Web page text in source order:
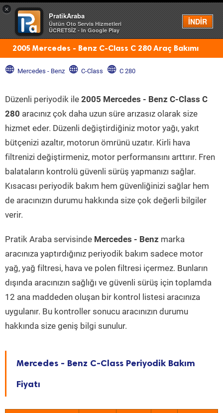
×
PratikAraba
Üstün Oto Servis Hizmetleri
ÜCRETSİZ - In Google Play
İNDİR
Menü
2005 Mercedes - Benz C-Class C 280 Araç Bakımı
Mercedes - Benz C-Class C 280
Düzenli periyodik ile 2005 Mercedes - Benz C-Class C
280 aracınız çok daha uzun süre arızasız olarak size
hizmet eder. Düzenli değiştirdiğiniz motor yağı, yakıt
bütçenizi azaltır, motorun ömrünü uzatır. Kirli hava
filtrenizi değiştirmeniz, motor performansını arttırır. Fren
balataların kontrolü güvenli sürüş yapmanızı sağlar.
Kısacası periyodik bakım hem güvenliğinizi sağlar hem
de aracınızın durumu hakkında size çok değerli bilgiler
verir.
Pratik Araba servisinde Mercedes - Benz marka
aracınıza yaptırdığınız periyodik bakım sadece motor
yağ, yağ filtresi, hava ve polen filtresi içermez. Bunların
dışında aracınızın sağlığı ve güvenli sürüş için toplamda
12 ana maddeden oluşan bir kontrol listesi aracınıza
uygulanır. Bu kontroller sonucu aracınızın durumu
hakkında size geniş bilgi sunulur.
Mercedes - Benz C-Class Periyodik Bakım
Fiyatı